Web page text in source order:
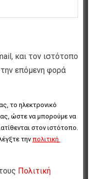
και τον ιστότοπο
επόμενη φορά
το ηλεκτρονικό
ώστε να μπορούμε να
στον ιστότοπο.
την πολιτική
Πολιτική